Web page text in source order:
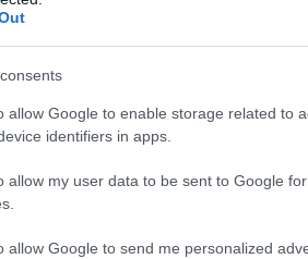
allow Google to enable storage related to
identifiers in apps.
allow my user data to be sent to Google
allow Google to send me personalized
és
a
Tamási Áron Színház.
sepsiszentgyörgyi